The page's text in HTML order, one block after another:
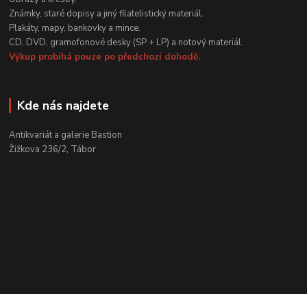
Známky, staré dopisy a jiný filatelistický materiál.
Plakáty, mapy, bankovky a mince.
CD, DVD, gramofonové desky (SP + LP) a notový materiál.
Výkup probíhá pouze po předchozí dohodě.
Kde nás najdete
Antikvariát a galerie Bastion
Žižkova 236/2, Tábor